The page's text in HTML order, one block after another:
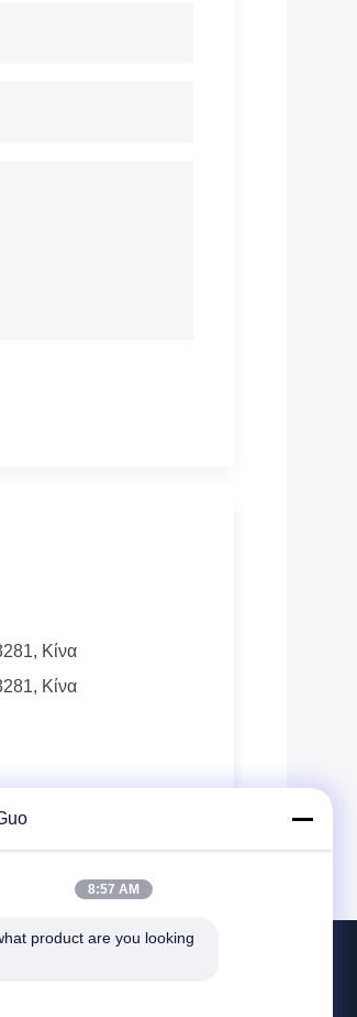
Κίνα
Κίνα
8:57 AM
product are you looking